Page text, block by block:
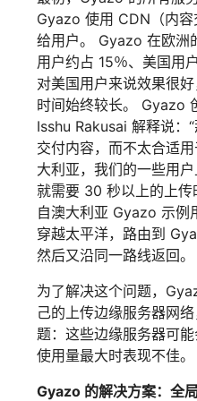
Gyazo 使用 CDN（内
给用户。 Gyazo 在欧洲
用户约占 15％、美国用
对美国用户来说效果很
时间始终较长。 Gyazo
Isshu Rakusai 解释说：
交付内容，而不太合适
大利亚，我们的一些用
就需要 30 秒以上的上传
自澳大利亚 Gyazo 示例
穿越太平洋，路由到
然后又沿同一路线返回。
为了解决这个问题，
己的上传边缘服务器网
题：这些边缘服务器可
使用量最大时表现不佳。
Gyazo 的解决方案：全